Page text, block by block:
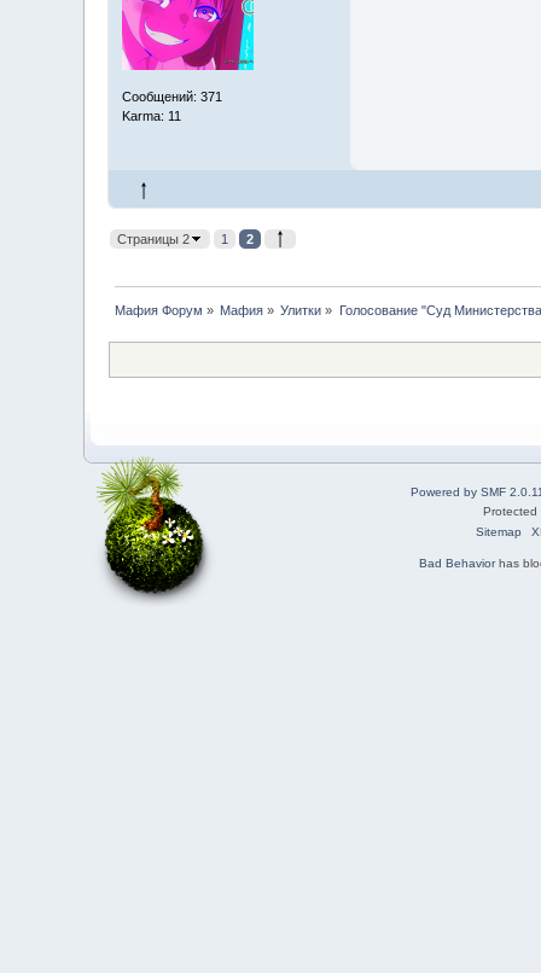
Сообщений: 371
Karma: 11
Страницы 2 1 2
Мафия Форум » Мафия » Улитки » Голосование "Суд
Powered by SMF
Sitemap
Bad Behaviorhas